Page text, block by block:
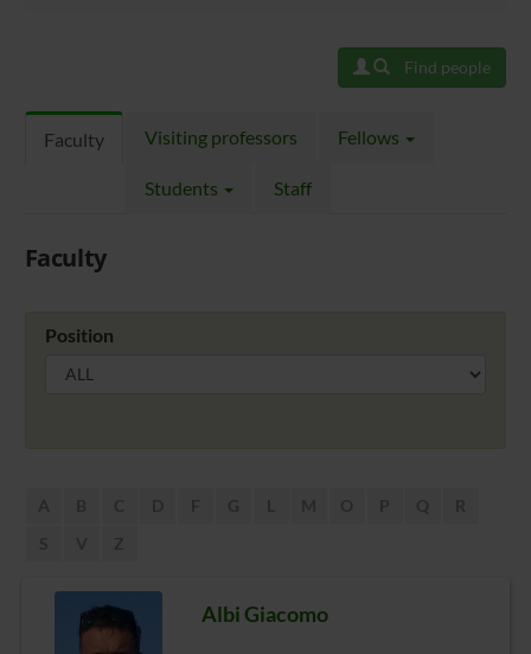
Find people
Faculty Visiting professors Fellows
Students Staff
Faculty
Position
Albi Giacomo